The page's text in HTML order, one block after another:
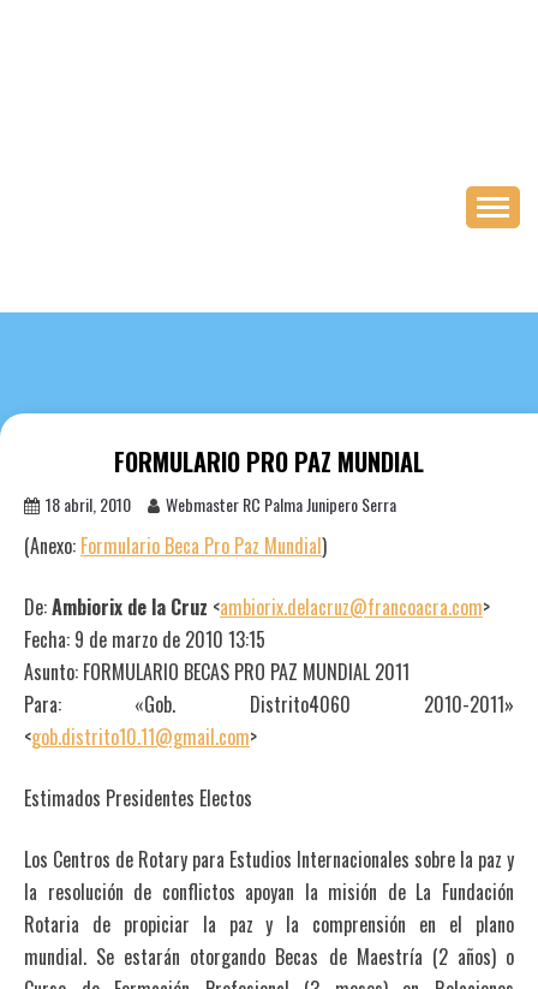
FORMULARIO PRO PAZ MUNDIAL
18 abril, 2010 Webmaster RC Palma Junipero Serra
(Anexo: Formulario Beca Pro Paz Mundial)
De:Ambiorix de la Cruz <ambiorix.delacruz@francoacra.com>
Fecha: 9 de marzo de 2010 13:15
Asunto: FORMULARIO BECAS PRO PAZ MUNDIAL 2011
Para: «Gob. Distrito4060 2010-2011»
<gob.distrito10.11@gmail.com>
Estimados Presidentes Electos
Los Centros de Rotary para Estudios Internacionales sobre la paz y
la resolución de conflictos apoyan la misión de La Fundación
Rotaria de propiciar la paz y la comprensión en el plano
mundial. Se estarán otorgando Becas de Maestría (2 años) o